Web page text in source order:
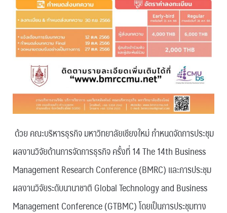
ด้วย คณะบริหารธุรกิจ มหาวิทยาลัยเชียงใหม่ กำหนดจัดการประชุม
ผลงานวิจัยด้านการจัดการธุรกิจ ครั้งที่ 14 The 14th Business
Management Research Conference (BMRC) และการประชุม
ผลงานวิจัยระดับนานาชาติ Global Technology and Business
Management Conference (GTBMC) โดยเป็นการประชุมทาง